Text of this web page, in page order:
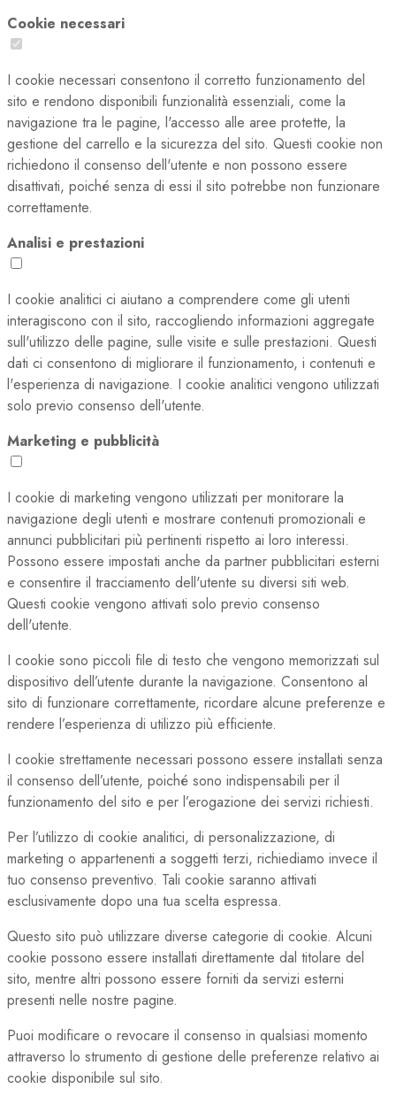
Cookie necessari
I cookie necessari consentono il corretto funzionamento del
sito e rendono disponibili funzionalità essenziali, come la
navigazione tra le pagine, l'accesso alle aree protette, la
gestione del carrello e la sicurezza del sito. Questi cookie non
richiedono il consenso dell'utente e non possono essere
disattivati, poiché senza di essi il sito potrebbe non funzionare
correttamente.
Analisi e prestazioni
I cookie analitici ci aiutano a comprendere come gli utenti
interagiscono con il sito, raccogliendo informazioni aggregate
sull'utilizzo delle pagine, sulle visite e sulle prestazioni. Questi
dati ci consentono di migliorare il funzionamento, i contenuti e
l'esperienza di navigazione. I cookie analitici vengono utilizzati
solo previo consenso dell'utente.
Marketing e pubblicità
I cookie di marketing vengono utilizzati per monitorare la
navigazione degli utenti e mostrare contenuti promozionali e
annunci pubblicitari più pertinenti rispetto ai loro interessi.
Possono essere impostati anche da partner pubblicitari esterni
e consentire il tracciamento dell'utente su diversi siti web.
Questi cookie vengono attivati solo previo consenso
dell'utente.
I cookie sono piccoli file di testo che vengono memorizzati sul
dispositivo dell’utente durante la navigazione. Consentono al
sito di funzionare correttamente, ricordare alcune preferenze e
rendere l’esperienza di utilizzo più efficiente.
I cookie strettamente necessari possono essere installati senza
il consenso dell’utente, poiché sono indispensabili per il
funzionamento del sito e per l’erogazione dei servizi richiesti.
Per l’utilizzo di cookie analitici, di personalizzazione, di
marketing o appartenenti a soggetti terzi, richiediamo invece il
tuo consenso preventivo. Tali cookie saranno attivati
esclusivamente dopo una tua scelta espressa.
Questo sito può utilizzare diverse categorie di cookie. Alcuni
cookie possono essere installati direttamente dal titolare del
sito, mentre altri possono essere forniti da servizi esterni
presenti nelle nostre pagine.
Puoi modificare o revocare il consenso in qualsiasi momento
attraverso lo strumento di gestione delle preferenze relativo ai
cookie disponibile sul sito.